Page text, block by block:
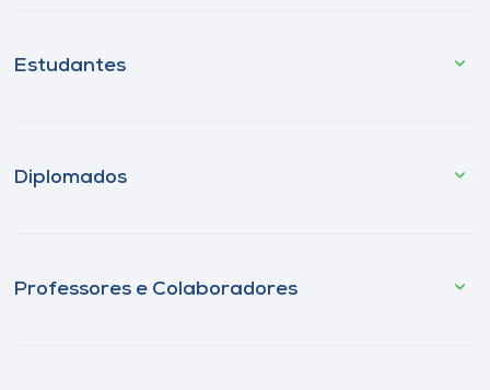
Estudantes
Diplomados
Professores e Colaboradores